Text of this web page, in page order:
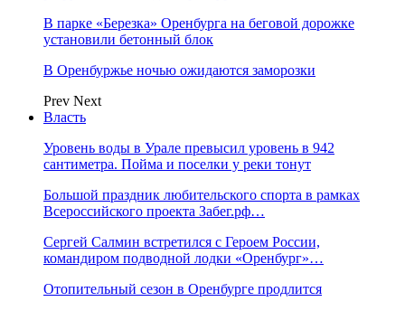
В парке «Березка» Оренбурга на беговой дорожке
установили бетонный блок
В Оренбуржье ночью ожидаются заморозки
Prev Next
Власть
Уровень воды в Урале превысил уровень в 942
сантиметра. Пойма и поселки у реки тонут
Большой праздник любительского спорта в рамках
Всероссийского проекта Забег.рф…
Сергей Салмин встретился с Героем России,
командиром подводной лодки «Оренбург»…
Отопительный сезон в Оренбурге продлится